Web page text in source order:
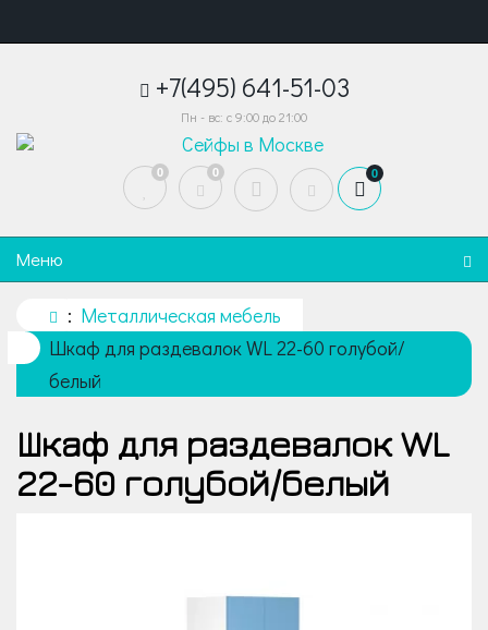
+7(495) 641-51-03
Пн - вс: с 9:00 до 21:00
0 0 0
Меню
Металлическая мебель
Шкаф для раздевалок WL 22-60 голубой/
белый
Шкаф для раздевалок WL
22-60 голубой/белый